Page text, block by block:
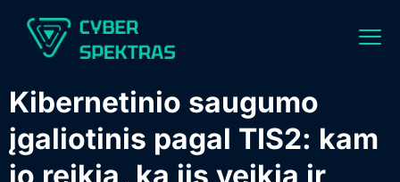
Kibernetinio saugumo
įgaliotinis pagal TIS2: kam